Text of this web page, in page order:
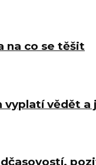
na co se těšit
vyplatí vědět